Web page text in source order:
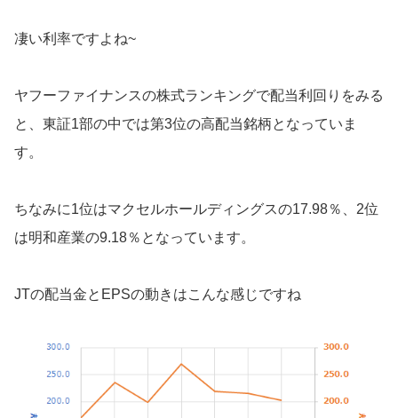
凄い利率ですよね~
ヤフーファイナンスの株式ランキングで配当利回りをみる
と、東証1部の中では第3位の高配当銘柄となっていま
す。
ちなみに1位はマクセルホールディングスの17.98％、2位
は明和産業の9.18％となっています。
JTの配当金とEPSの動きはこんな感じですね